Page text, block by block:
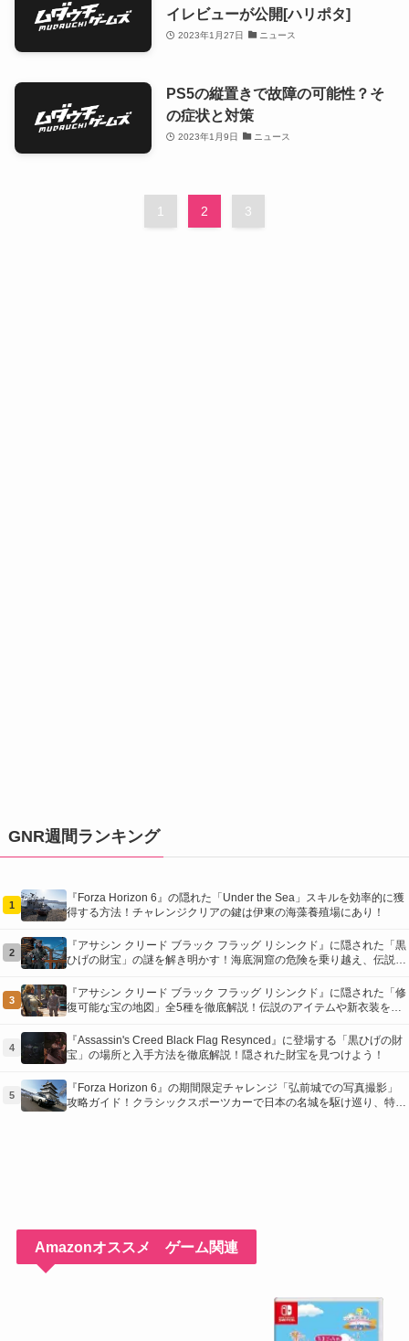
イレビューが公開[ハリポタ]
2023年1月27日 ニュース
PS5の縦置きで故障の可能性？そ
の症状と対策
2023年1月9日 ニュース
1 2 3
GNR週間ランキング
1
『Forza Horizon 6』の隠れた「Under the Sea」スキルを効率的に獲
得する方法！チャレンジクリアの鍵は伊東の海藻養殖場にあり！
2
『アサシン クリード ブラック フラッグ リシンクド』に隠された「黒
ひげの財宝」の謎を解き明かす！海底洞窟の危険を乗り越え、伝説の
3
『アサシン クリード ブラック フラッグ リシンクド』に隠された「修
復可能な宝の地図」全5種を徹底解説！伝説のアイテムや新衣装を手
4
『Assassin's Creed Black Flag Resynced』に登場する「黒ひげの財
宝」の場所と入手方法を徹底解説！隠された財宝を見つけよう！
5
『Forza Horizon 6』の期間限定チャレンジ「弘前城での写真撮影」
攻略ガイド！クラシックスポーツカーで日本の名城を駆け巡り、特別
Amazonオススメ ゲーム関連